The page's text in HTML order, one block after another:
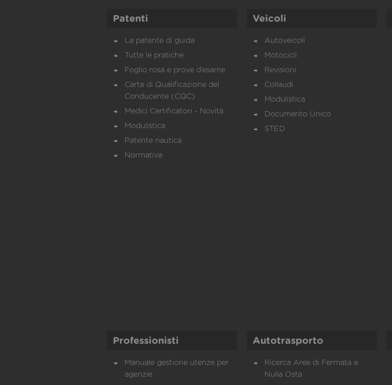
Patenti
La patente di guida
Tutte le pratiche
Foglio rosa e prove d’esame
Carta di Qualificazione del
Conducente (CQC)
Medici Certificatori - Novità
Modulistica
Patente nautica
Normativa
Veicoli
Autoveicoli
Motocicli
Revisioni
Collaudi
Modulistica
Documento Unico
STED
Professionisti
Manuale gestione utenze per
agenzie
Autotrasporto
Ricerca Aree di Fermata e
Nulla Osta